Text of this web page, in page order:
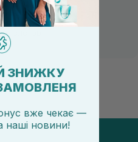
ЗНИЖКУ
вже чекає —
наші новини!